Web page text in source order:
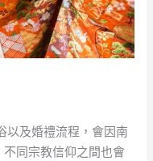
以及婚禮流程，會因南
同宗教信仰之間也會